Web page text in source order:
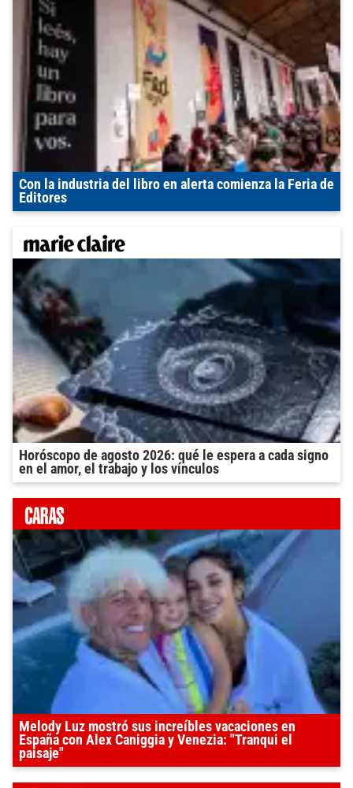
Con la industria del libro en alerta comienza la Feria de
Editores
Horóscopo de agosto 2026: qué le espera a cada signo
en el amor, el trabajo y los vínculos
Melody Luz mostró sus increíbles vacaciones en
España con Alex Caniggia y Venezia: "Tranqui el
paisaje"